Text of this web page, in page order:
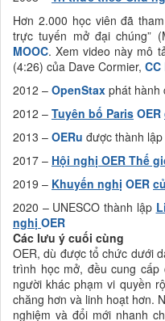
Hơn 2.000 học viên đã
trực tuyến mở đại chúng”
MOOC. Xem video này mô
(4:26) của Dave Cormier, CC
2012 – OpenStax phát hành
2012 – Tuyên bố Paris OER
2013 – OERu được thành lập
2017 – Hội nghị OER Thế
2019 – Khuyến nghị OER
2020 – UNESCO thành lập
nghị OER
Các lưu ý cuối cùng
OER, dù được tổ chức dưới
trình học mở, đều cung
người khác phạm vi quyền
chăng hơn và linh hoạt hơn.
nghiệm và đổi mới nhanh